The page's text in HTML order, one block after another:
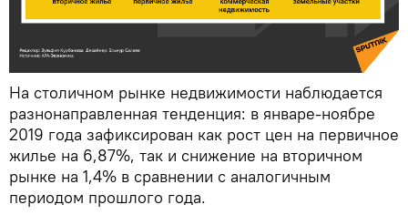
На столичном рынке недвижимости наблюдается
разнонаправленная тенденция: в январе-ноябре
2019 года зафиксирован как рост цен на первичное
жилье на 6,87%, так и снижение на вторичном
рынке на 1,4% в сравнении с аналогичным
периодом прошлого года.